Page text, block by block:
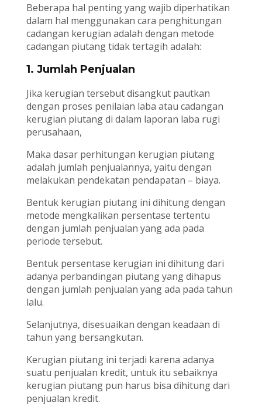
Beberapa hal penting yang wajib diperhatikan
dalam hal menggunakan cara penghitungan
cadangan kerugian adalah dengan metode
cadangan piutang tidak tertagih adalah:
1. Jumlah Penjualan
Jika kerugian tersebut disangkut pautkan
dengan proses penilaian laba atau cadangan
kerugian piutang di dalam laporan laba rugi
perusahaan,
Maka dasar perhitungan kerugian piutang
adalah jumlah penjualannya, yaitu dengan
melakukan pendekatan pendapatan – biaya.
Bentuk kerugian piutang ini dihitung dengan
metode mengkalikan persentase tertentu
dengan jumlah penjualan yang ada pada
periode tersebut.
Bentuk persentase kerugian ini dihitung dari
adanya perbandingan piutang yang dihapus
dengan jumlah penjualan yang ada pada tahun
lalu.
Selanjutnya, disesuaikan dengan keadaan di
tahun yang bersangkutan.
Kerugian piutang ini terjadi karena adanya
suatu penjualan kredit, untuk itu sebaiknya
kerugian piutang pun harus bisa dihitung dari
penjualan kredit.